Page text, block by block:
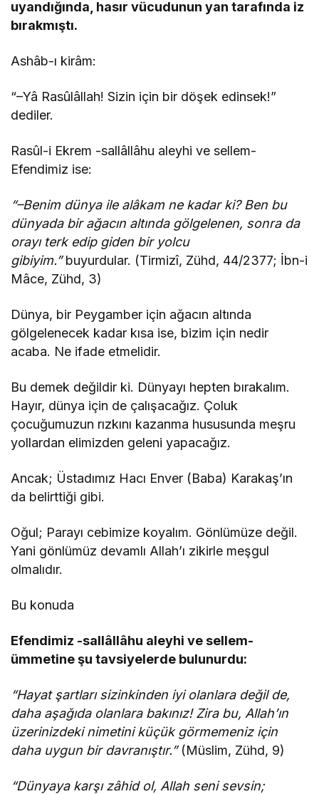
uyandığında, hasır vücudunun yan tarafında iz
bırakmıştı.
Ashâb-ı kirâm:
“–Yâ Rasûlâllah! Sizin için bir döşek edinsek!”
dediler.
Rasûl-i Ekrem -sallâllâhu aleyhi ve sellem-
Efendimiz ise:
“–Benim dünya ile alâkam ne kadar ki? Ben bu
dünyada bir ağacın altında gölgelenen, sonra da
orayı terk edip giden bir yolcu
gibiyim.”buyurdular. (Tirmizî, Zühd, 44/2377; İbn-i
Mâce, Zühd, 3)
Dünya, bir Peygamber için ağacın altında
gölgelenecek kadar kısa ise, bizim için nedir
acaba. Ne ifade etmelidir.
Bu demek değildir ki. Dünyayı hepten bırakalım.
Hayır, dünya için de çalışacağız. Çoluk
çocuğumuzun rızkını kazanma hususunda meşru
yollardan elimizden geleni yapacağız.
Ancak; Üstadımız Hacı Enver (Baba) Karakaş’ın
da belirttiği gibi.
Oğul; Parayı cebimize koyalım. Gönlümüze değil.
Yani gönlümüz devamlı Allah’ı zikirle meşgul
olmalıdır.
Bu konuda
Efendimiz -sallâllâhu aleyhi ve sellem-
ümmetine şu tavsiyelerde bulunurdu:
“Hayat şartları sizinkinden iyi olanlara değil de,
daha aşağıda olanlara bakınız! Zira bu, Allah’ın
üzerinizdeki nimetini küçük görmemeniz için
daha uygun bir davranıştır.”(Müslim, Zühd, 9)
“Dünyaya karşı zâhid ol, Allah seni sevsin;